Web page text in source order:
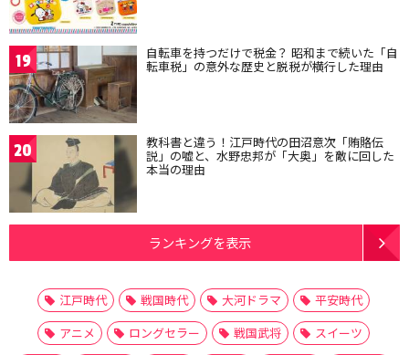
19 自転車を持つだけで税金？ 昭和まで続いた「自
転車税」の意外な歴史と脱税が横行した理由
20 教科書と違う！江戸時代の田沼意次「賄賂伝
説」の嘘と、水野忠邦が「大奥」を敵に回した
本当の理由
ランキングを表示
江戸時代 戦国時代 大河ドラマ
平安時代
アニメ
ロングセラー 戦国武将
スイーツ